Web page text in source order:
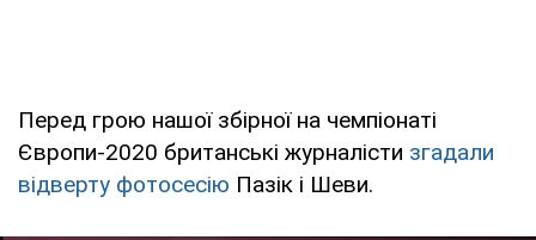
Перед грою нашої збірної на чемпіонаті
Європи-2020 британські журналісти згадали
відверту фотосесію Пазік і Шеви.